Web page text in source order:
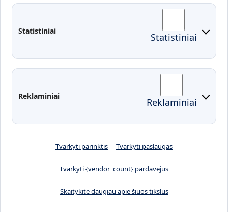
Statistiniai Statistiniai
Reklaminiai Reklaminiai
Tvarkyti parinktis Tvarkyti paslaugas
Tvarkyti {vendor_count} pardavėjus
Skaitykite daugiau apie šiuos tikslus
Fakultetai
Moodle
EDINA
Pasirengimas ekstremaliai